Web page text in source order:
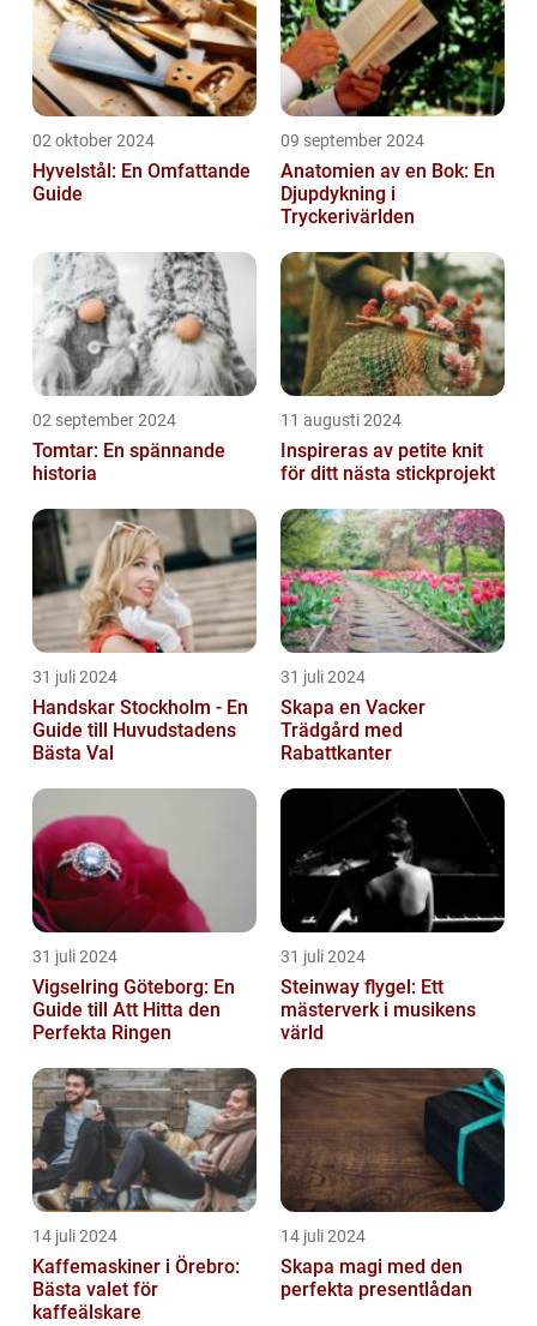
02 oktober 2024
Hyvelstål: En Omfattande
Guide
09 september 2024
Anatomien av en Bok: En
Djupdykning i
Tryckerivärlden
02 september 2024
Tomtar: En spännande
historia
11 augusti 2024
Inspireras av petite knit
för ditt nästa stickprojekt
31 juli 2024
Handskar Stockholm - En
Guide till Huvudstadens
Bästa Val
31 juli 2024
Skapa en Vacker
Trädgård med
Rabattkanter
31 juli 2024
Vigselring Göteborg: En
Guide till Att Hitta den
Perfekta Ringen
31 juli 2024
Steinway flygel: Ett
mästerverk i musikens
värld
14 juli 2024
Kaffemaskiner i Örebro:
Bästa valet för
kaffeälskare
14 juli 2024
Skapa magi med den
perfekta presentlådan